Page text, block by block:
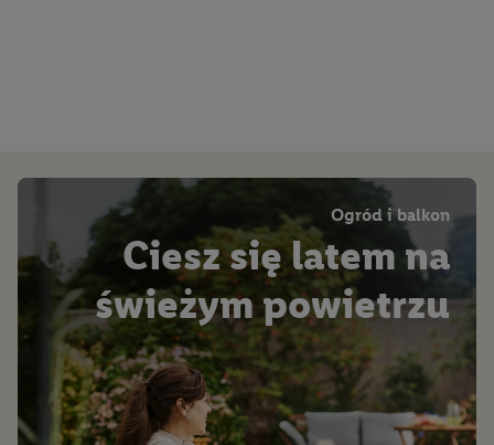
Łazienka
Ogród i balkon
Ciesz się latem na
świeżym powietrzu